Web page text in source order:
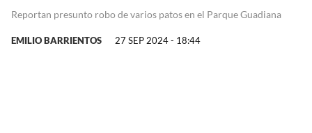
Reportan presunto robo de varios patos en el Parque Guadiana
EMILIO BARRIENTOS 27 SEP 2024 - 18:44